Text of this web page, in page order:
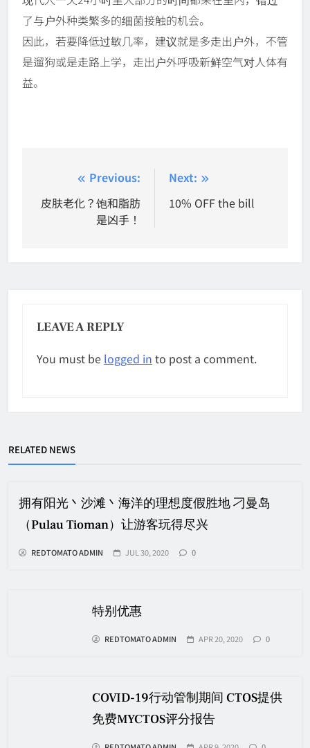
了与户外种类繁多的细菌接触的机会。
因此，若要降低过敏几率，建议就是多走出户外，不管
是遛狗或是走路上学，走出户外呼吸新鲜空气对人体有
益。
navigation
Previous:
皮肤老化？饱和脂肪
是凶手！
Next:
10% OFF the bill
LEAVE A REPLY
You must be logged in to post a comment.
RELATED NEWS
拥有阳光丶沙滩丶海洋的理想度假胜地 刁曼岛
（Pulau Tioman）让游客玩得尽兴
REDTOMATO ADMIN JUL 30, 2020 0
特别优惠
REDTOMATO ADMIN APR 20, 2020 0
COVID-19行动管制期间 CTOS提供
免费MYCTOS评分报告